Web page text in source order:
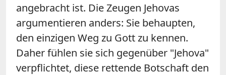
angebracht ist. Die Zeugen Jehovas
argumentieren anders: Sie behaupten,
den einzigen Weg zu Gott zu kennen.
Daher fühlen sie sich gegenüber "Jehova"
verpflichtet, diese rettende Botschaft den